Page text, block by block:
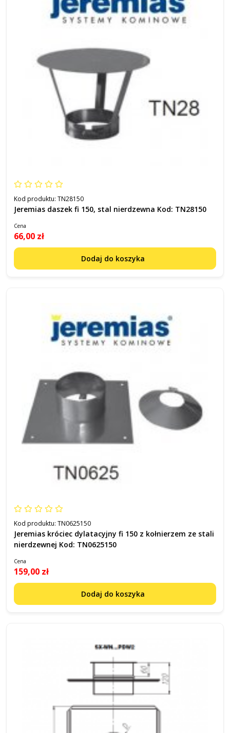
Kod produktu: TN28150
Jeremias daszek fi 150, stal nierdzewna Kod: TN28150
Cena
66,00 zł
Dodaj do koszyka
Kod produktu: TN0625150
Jeremias króciec dylatacyjny fi 150 z kołnierzem ze stali
nierdzewnej Kod: TN0625150
Cena
159,00 zł
Dodaj do koszyka